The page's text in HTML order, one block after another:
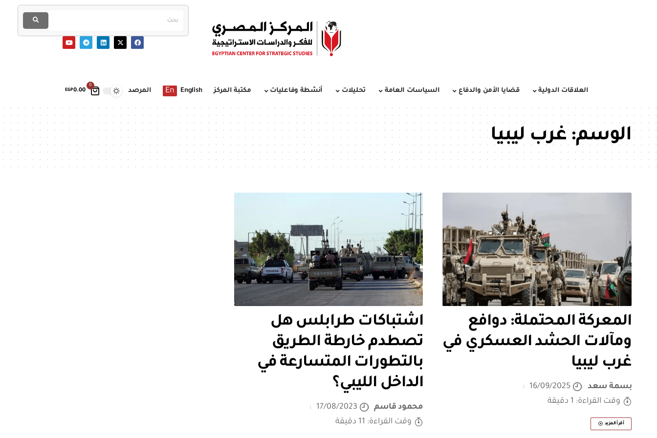
0
EGP0.00 العلاقات الدولية قضايا الأمن والدفاع السياسات العامة تحليلات أنشطة وفاعليات مكتبة المركز English
En المرصد
الوسم:غرب ليبيا
المعركة المحتملة: دوافع
ومآلات الحشد العسكري في
غرب ليبيا
بسمة سعد
16/09/2025
وقت القراءة: 1 دقيقة
أقرأ المزيد
اشتباكات طرابلس هل
تصطدم خارطة الطريق
بالتطورات المتسارعة في
الداخل الليبي؟
محمود قاسم
17/08/2023
وقت القراءة: 11 دقيقة